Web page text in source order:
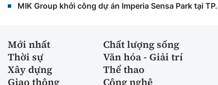
MIK Group khởi công dự án Imperia Sensa Park tại
Mới nhất
Chất lượng sống
Thời sự
Văn hóa - Giải trí
Xây dựng
Thể thao
Giao thông
Công nghệ